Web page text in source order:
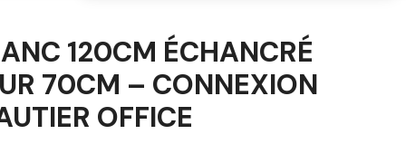
120CM ÉCHANCRÉ
70CM – CONNEXION
OFFICE